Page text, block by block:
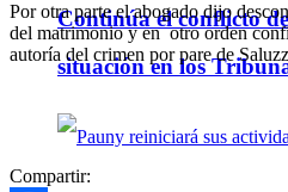
Continúa el conflicto
situación en los
Por otra parte el abogado dijo
del matrimonio y en otro orden
autoría del crimen por pare de
Compartir: